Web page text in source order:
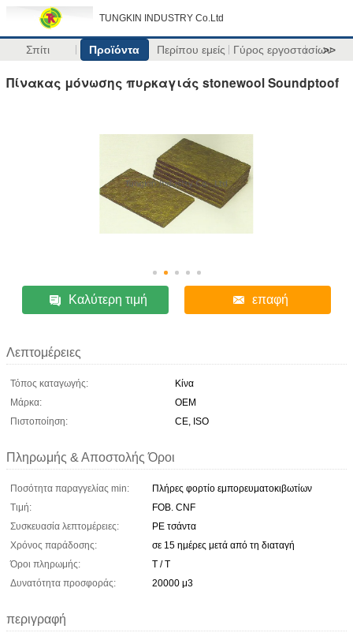
TUNGKIN INDUSTRY Co.Ltd
Σπίτι Προϊόντα Περίπου εμείς Γύρος εργοστασίων
>>
Πίνακας μόνωσης πυρκαγιάς stonewool Soundptoof
Καλύτερη τιμή επαφή
Λεπτομέρειες
Τόπος καταγωγής:
Κίνα
Μάρκα:
OEM
Πιστοποίηση:
CE, ISO
Πληρωμής & Αποστολής Όροι
Ποσότητα παραγγελίας min:
Πλήρες φορτίο εμπορευματοκιβωτίων
Τιμή:
FOB. CNF
Συσκευασία λεπτομέρειες:
PE τσάντα
Χρόνος παράδοσης:
σε 15 ημέρες μετά από τη διαταγή
Όροι πληρωμής:
T / T
Δυνατότητα προσφοράς:
20000 μ3
περιγραφή